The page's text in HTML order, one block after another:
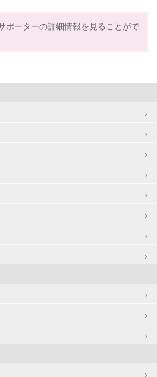
ポーターの詳細情報を見ることがで